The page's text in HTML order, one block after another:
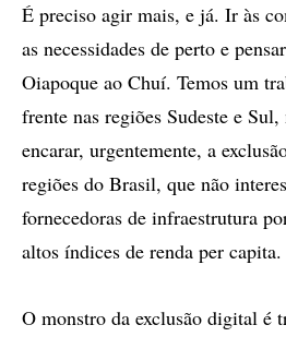
É preciso agir mais, e já. Ir às
as necessidades de perto e
Oiapoque ao Chuí. Temos um
frente nas regiões Sudeste e
encarar, urgentemente, a
regiões do Brasil, que não
fornecedoras de infraestrutura
altos índices de renda per capita.
O monstro da exclusão digital é